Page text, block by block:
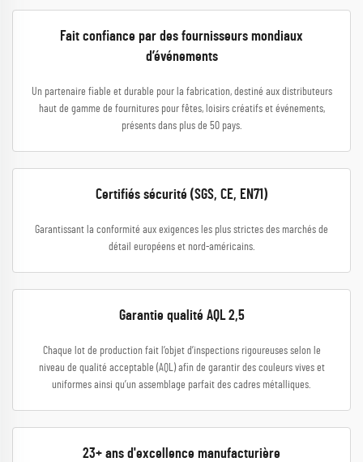
Fait confiance par des fournisseurs mondiaux
d’événements
Un partenaire fiable et durable pour la fabrication, destiné aux distributeurs
haut de gamme de fournitures pour fêtes, loisirs créatifs et événements,
présents dans plus de 50 pays.
Certifiés sécurité (SGS, CE, EN71)
Garantissant la conformité aux exigences les plus strictes des marchés de
détail européens et nord-américains.
Garantie qualité AQL 2,5
Chaque lot de production fait l’objet d’inspections rigoureuses selon le
niveau de qualité acceptable (AQL) afin de garantir des couleurs vives et
uniformes ainsi qu’un assemblage parfait des cadres métalliques.
23+ ans d'excellence manufacturière